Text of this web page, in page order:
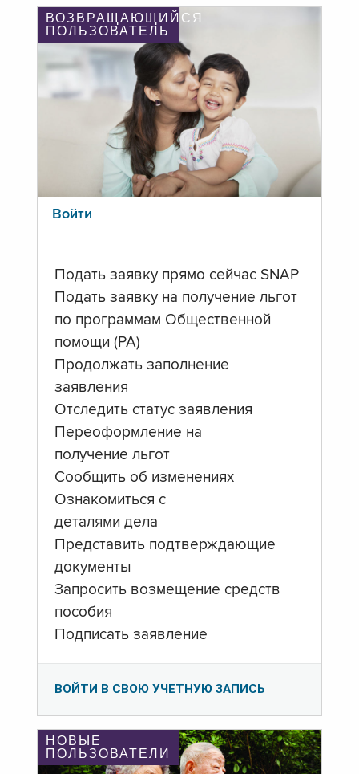
ВОЗВРАЩАЮЩИЙСЯ
ПОЛЬЗОВАТЕЛЬ
Войти
Подать заявку прямо сейчас SNAP
Подать заявку на получение льгот
по программам Общественной
помощи (PA)
Продолжать заполнение
заявления
Отследить статус заявления
Переоформление на
получение льгот
Сообщить об изменениях
Ознакомиться с
деталями дела
Представить подтверждающие
документы
Запросить возмещение средств
пособия
Подписать заявление
ВОЙТИ В СВОЮ УЧЕТНУЮ ЗАПИСЬ
НОВЫЕ
ПОЛЬЗОВАТЕЛИ